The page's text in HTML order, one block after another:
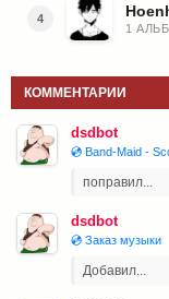
4
1
КОММЕНТАРИИ
dsdbot
💿 Band-Maid -
поправил...
dsdbot
💿 Заказ музыки
Добавил...